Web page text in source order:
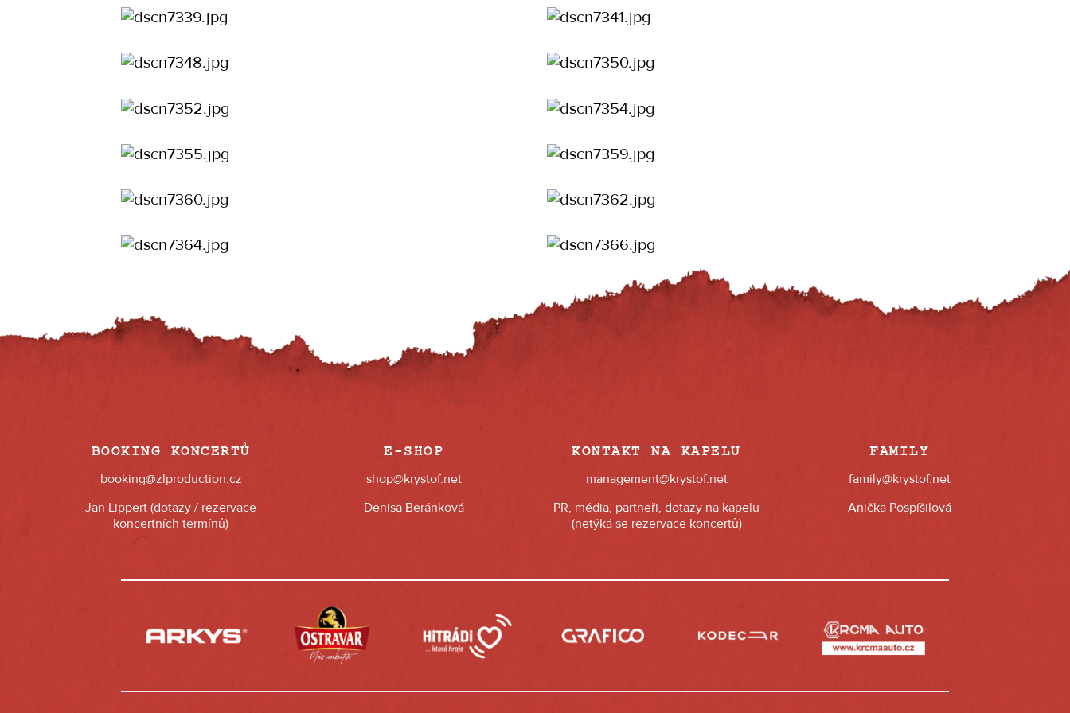
BOOKING KONCERTŮ
booking@zlproduction.cz
Jan Lippert (dotazy / rezervace
koncertních termínů)
E-SHOP
shop@krystof.net
Denisa Beránková
KONTAKT NA KAPELU
management@krystof.net
PR, média, partneři, dotazy na kapelu
(netýká se rezervace koncertů)
FAMILY
family@krystof.net
Anička Pospíšilová